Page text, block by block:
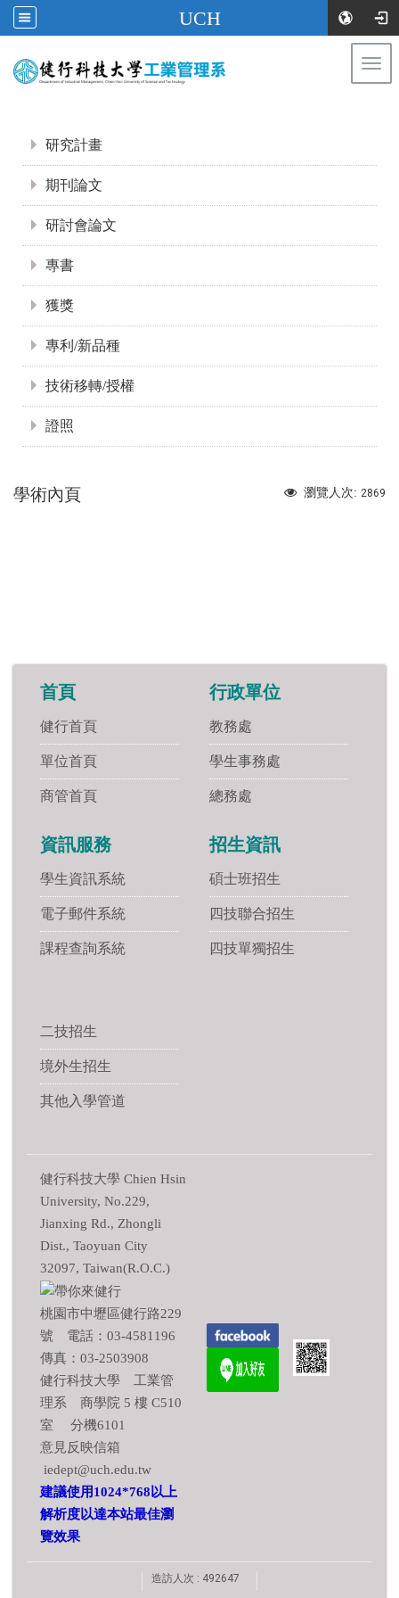
UCH
研究計畫
期刊論文
研討會論文
專書
獲獎
專利/新品種
技術移轉/授權
證照
瀏覽人次: 2869
學術內頁
首頁
健行首頁
單位首頁
商管首頁
行政單位
教務處
學生事務處
總務處
資訊服務
學生資訊系統
電子郵件系統
課程查詢系統
招生資訊
碩士班招生
四技聯合招生
四技單獨招生
二技招生
境外生招生
其他入學管道
健行科技大學 Chien Hsin
University, No.229,
Jianxing Rd., Zhongli
Dist., Taoyuan City
32097, Taiwan(R.O.C.)
桃園市中壢區健行路229
號 電話：03-4581196
傳真：03-2503908
健行科技大學 工業管
理系 商學院 5 樓 C510
室 分機6101
意見反映信箱
iedept@uch.edu.tw
建議使用1024*768以上
解析度以達本站最佳瀏
覽效果
造訪人次 : 492647